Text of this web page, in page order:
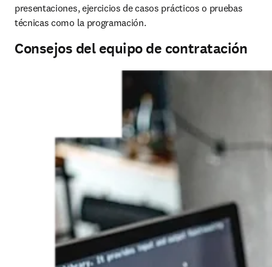
presentaciones, ejercicios de casos prácticos o pruebas
técnicas como la programación.
Consejos del equipo de contratación